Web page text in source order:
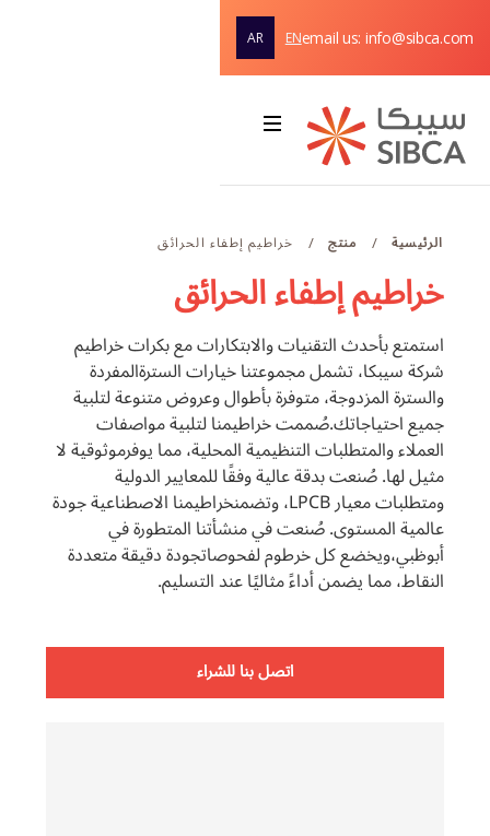
email us: info@sibca.com
EN
AR
الصفحة
الرئيسية
نبذة عن الشركة
الحلول والمنتجات
دعم
الخدمات
تواصلوا معنا
الرئيسية / منتج / خراطيم إطفاء الحرائق
خراطيم إطفاء الحرائق
استمتع بأحدث التقنيات والابتكارات مع بكرات خراطيم
شركة سيبكا، تشمل مجموعتنا خيارات السترةالمفردة
والسترة المزدوجة، متوفرة بأطوال وعروض متنوعة لتلبية
جميع احتياجاتك.صُممت خراطيمنا لتلبية مواصفات
العملاء والمتطلبات التنظيمية المحلية، مما يوفرموثوقية لا
مثيل لها. صُنعت بدقة عالية وفقًا للمعايير الدولية
ومتطلبات معيار LPCB، وتضمنخراطيمنا الاصطناعية جودة
عالمية المستوى. صُنعت في منشأتنا المتطورة في
أبوظبي،ويخضع كل خرطوم لفحوصاتجودة دقيقة متعددة
النقاط، مما يضمن أداءً مثاليًا عند التسليم.
اتصل بنا للشراء